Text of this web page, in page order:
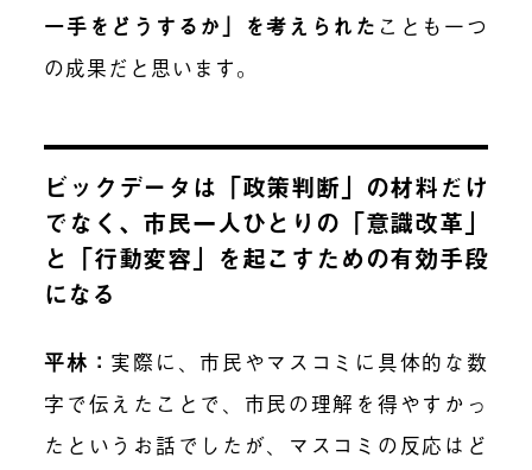
一手をどうするか」を考えられた ことも一つ
の成果だと思います。
ビックデータは「政策判断」の材料だけ
でなく、市民一人ひとりの「意識改革」
と「行動変容」を起こすための有効手段
になる
平林： 実際に、市民やマスコミに具体的な数
字で伝えたことで、市民の理解を得やすかっ
たというお話でしたが、マスコミの反応はど